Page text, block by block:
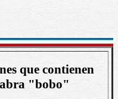
que contienen
"bobo"